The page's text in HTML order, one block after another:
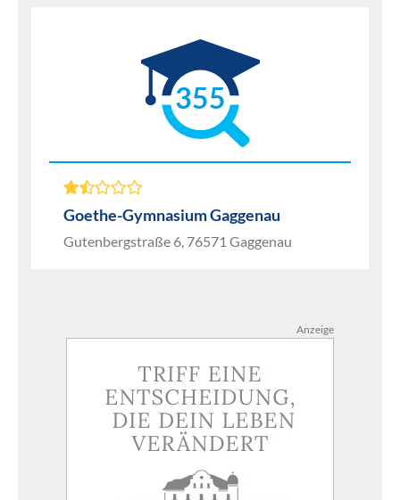
355
Goethe-Gymnasium Gaggenau
Gutenbergstraße 6, 76571 Gaggenau
Anzeige